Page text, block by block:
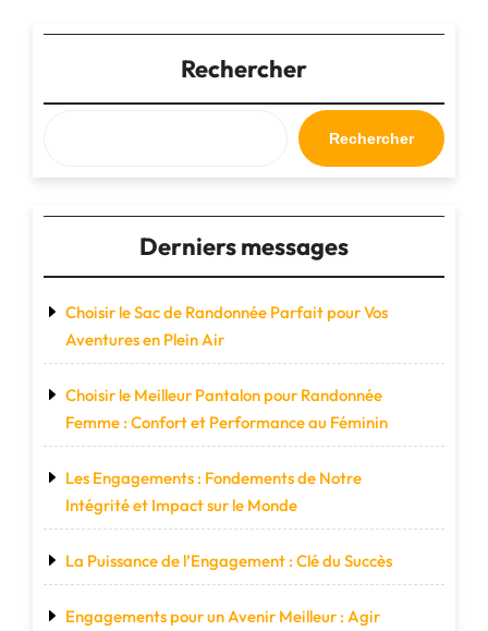
de
running
trail
pour
vos
aventures
Rechercher
Rechercher
Derniers messages
Choisir le Sac de Randonnée Parfait pour Vos
Aventures en Plein Air
Choisir le Meilleur Pantalon pour Randonnée
Femme : Confort et Performance au Féminin
Les Engagements : Fondements de Notre
Intégrité et Impact sur le Monde
La Puissance de l’Engagement : Clé du Succès
Engagements pour un Avenir Meilleur : Agir